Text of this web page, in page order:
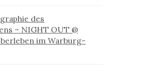
des
– NIGHT OUT @
im Warburg-